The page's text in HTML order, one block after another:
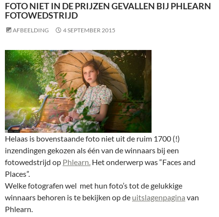
FOTO NIET IN DE PRIJZEN GEVALLEN BIJ PHLEARN
FOTOWEDSTRIJD
AFBEELDING 4 SEPTEMBER 2015
Helaas is bovenstaande foto niet uit de ruim 1700 (!)
inzendingen gekozen als één van de winnaars bij een
fotowedstrijd op Phlearn. Het onderwerp was “Faces and
Places”.
Welke fotografen wel met hun foto’s tot de gelukkige
winnaars behoren is te bekijken op de uitslagenpagina van
Phlearn.